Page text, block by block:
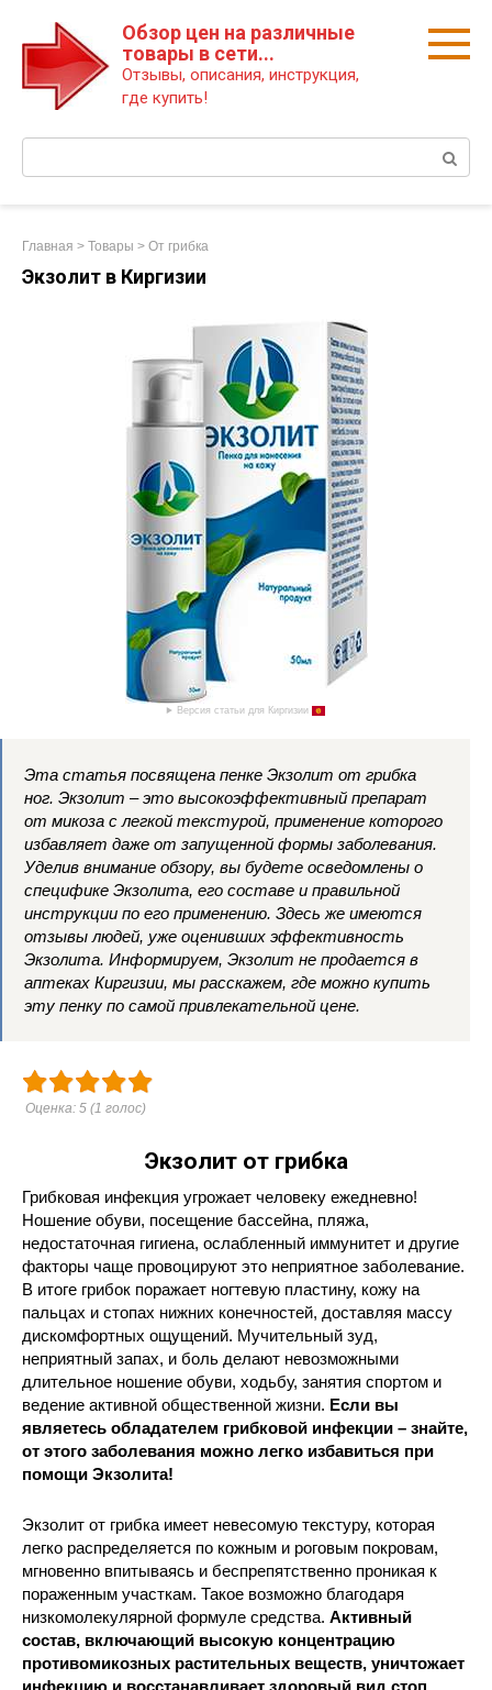
Обзор цен на различные
товары в сети...
Отзывы, описания, инструкция,
где купить!
Главная > Товары > От грибка
Экзолит в Киргизии
Версия статьи для Киргизии
Эта статья посвящена пенке Экзолит от грибка
ног. Экзолит – это высокоэффективный препарат
от микоза с легкой текстурой, применение которого
избавляет даже от запущенной формы заболевания.
Уделив внимание обзору, вы будете осведомлены о
специфике Экзолита, его составе и правильной
инструкции по его применению. Здесь же имеются
отзывы людей, уже оценивших эффективность
Экзолита. Информируем, Экзолит не продается в
аптеках Киргизии, мы расскажем, где можно купить
эту пенку по самой привлекательной цене.
Оценка: 5 (1 голос)
Экзолит от грибка
Грибковая инфекция угрожает человеку ежедневно!
Ношение обуви, посещение бассейна, пляжа,
недостаточная гигиена, ослабленный иммунитет и другие
факторы чаще провоцируют это неприятное заболевание.
В итоге грибок поражает ногтевую пластину, кожу на
пальцах и стопах нижних конечностей, доставляя массу
дискомфортных ощущений. Мучительный зуд,
неприятный запах, и боль делают невозможными
длительное ношение обуви, ходьбу, занятия спортом и
ведение активной общественной жизни. Если вы
являетесь обладателем грибковой инфекции – знайте,
от этого заболевания можно легко избавиться при
помощи Экзолита!
Экзолит от грибка имеет невесомую текстуру, которая
легко распределяется по кожным и роговым покровам,
мгновенно впитываясь и беспрепятственно проникая к
пораженным участкам. Такое возможно благодаря
низкомолекулярной формуле средства. Активный
состав, включающий высокую концентрацию
противомикозных растительных веществ, уничтожает
инфекцию и восстанавливает здоровый вид стоп